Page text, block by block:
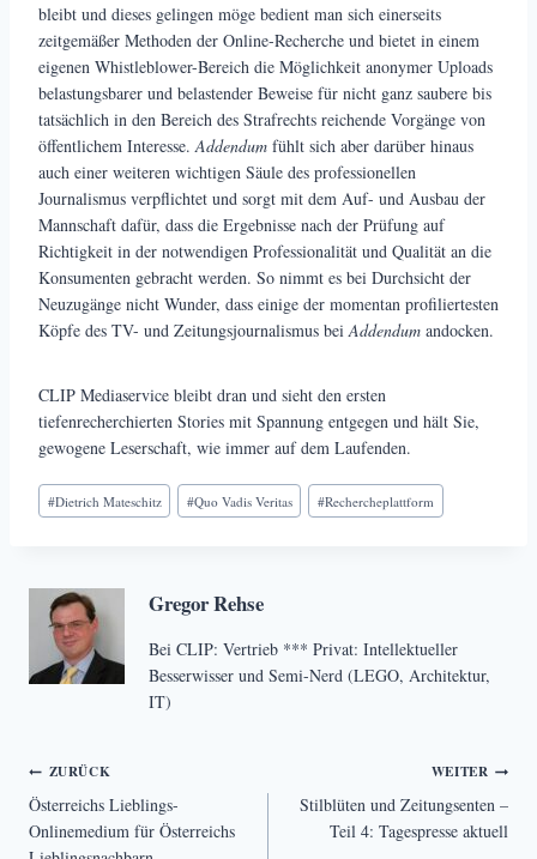
bleibt und dieses gelingen möge bedient man sich einerseits
zeitgemäßer Methoden der Online-Recherche und bietet in einem
eigenen Whistleblower-Bereich die Möglichkeit anonymer Uploads
belastungsbarer und belastender Beweise für nicht ganz saubere bis
tatsächlich in den Bereich des Strafrechts reichende Vorgänge von
öffentlichem Interesse.Addendum fühlt sich aber darüber hinaus
auch einer weiteren wichtigen Säule des professionellen
Journalismus verpflichtet und sorgt mit dem Auf- und Ausbau der
Mannschaft dafür, dass die Ergebnisse nach der Prüfung auf
Richtigkeit in der notwendigen Professionalität und Qualität an die
Konsumenten gebracht werden. So nimmt es bei Durchsicht der
Neuzugänge nicht Wunder, dass einige der momentan profiliertesten
Köpfe des TV- und Zeitungsjournalismus beiAddendum andocken.
CLIP Mediaservice bleibt dran und sieht den ersten
tiefenrecherchierten Stories mit Spannung entgegen und hält Sie,
gewogene Leserschaft, wie immer auf dem Laufenden.
Schlagworte:
#Dietrich Mateschitz #Quo Vadis Veritas #Rechercheplattform
Gregor Rehse
Bei CLIP: Vertrieb *** Privat: Intellektueller
Besserwisser und Semi-Nerd (LEGO, Architektur,
IT)
Beitragsnavigation
ZURÜCK
Österreichs Lieblings-
Onlinemedium für Österreichs
WEITER
Stilblüten und Zeitungsenten –
Teil 4: Tagespresse aktuell